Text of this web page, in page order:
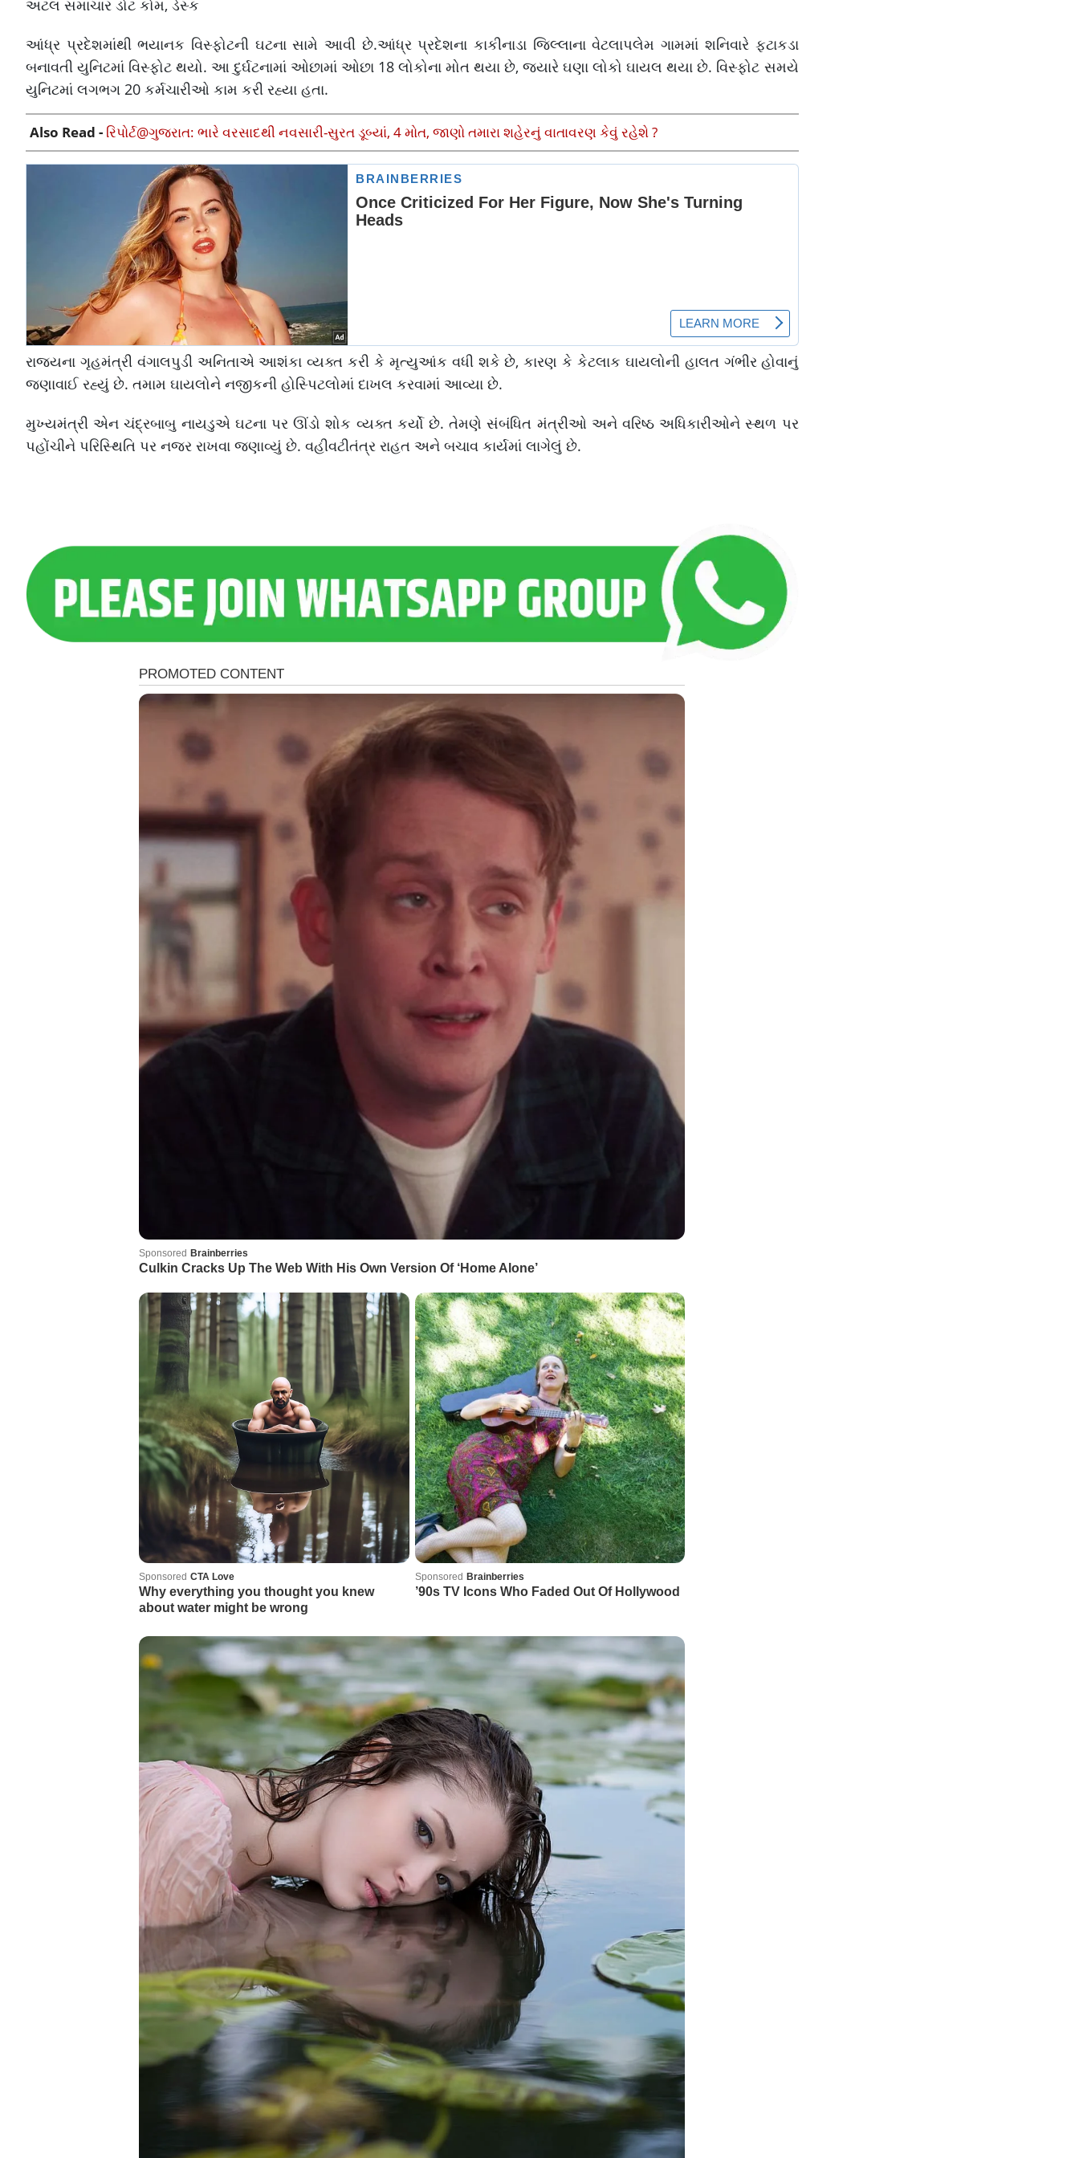
અટલ સમાચાર ડોટ કોમ, ડેસ્ક
આંધ્ર પ્રદેશમાંથી ભયાનક વિસ્ફોટની ઘટના સામે આવી છે.આંધ્ર પ્રદેશના કાકીનાડા જિલ્લાના વેટલાપલેમ ગામમાં શનિવારે ફટાકડા
બનાવતી યુનિટમાં વિસ્ફોટ થયો. આ દુર્ઘટનામાં ઓછામાં ઓછા 18 લોકોના મોત થયા છે, જ્યારે ઘણા લોકો ઘાયલ થયા છે. વિસ્ફોટ સમયે
યુનિટમાં લગભગ 20 કર્મચારીઓ કામ કરી રહ્યા હતા.
Also Read - રિપોર્ટ@ગુજરાત: ભારે વરસાદથી નવસારી-સુરત ડૂબ્યાં, 4 મોત, જાણો તમારા શહેરનું વાતાવરણ કેવું રહેશે ?
રાજ્યના ગૃહમંત્રી વંગાલપુડી અનિતાએ આશંકા વ્યક્ત કરી કે મૃત્યુઆંક વધી શકે છે, કારણ કે કેટલાક ઘાયલોની હાલત ગંભીર હોવાનું
જણાવાઈ રહ્યું છે. તમામ ઘાયલોને નજીકની હોસ્પિટલોમાં દાખલ કરવામાં આવ્યા છે.
મુખ્યમંત્રી એન ચંદ્રબાબુ નાયડુએ ઘટના પર ઊંડો શોક વ્યક્ત કર્યો છે. તેમણે સંબંધિત મંત્રીઓ અને વરિષ્ઠ અધિકારીઓને સ્થળ પર
પહોંચીને પરિસ્થિતિ પર નજર રાખવા જણાવ્યું છે. વહીવટીતંત્ર રાહત અને બચાવ કાર્યમાં લાગેલું છે.